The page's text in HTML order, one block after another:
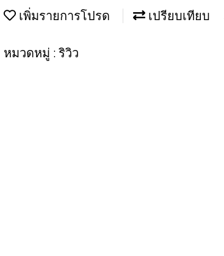
เพิ่มรายการโปรด เปรียบเทียบ
หมวดหมู่ : ริวิว